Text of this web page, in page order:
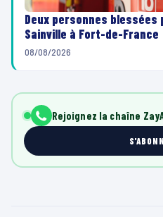
Deux personnes
Sainville à Fort-de-France
08/08/2026
Rejoignez la chaîne